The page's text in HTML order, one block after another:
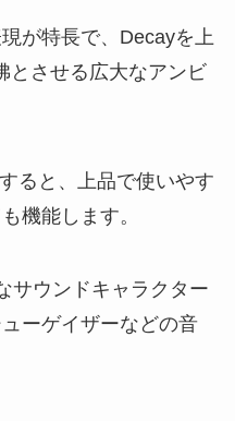
が特長で、Decayを上
とさせる広大なアンビ
ると、上品で使いやす
機能します。
サウンドキャラクター
ーゲイザーなどの音